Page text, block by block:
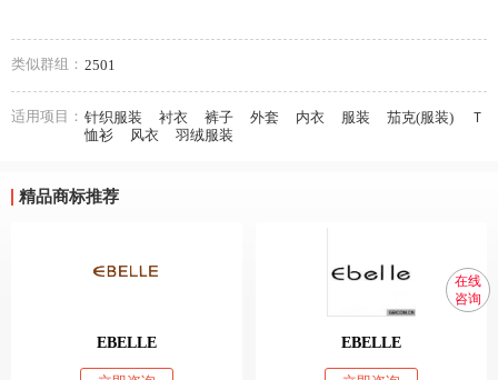
类似群组： 2501
适用项目： 针织服装 衬衣 裤子 外套 内衣 服装 茄克(服装)
Ｔ
恤衫
风衣 羽绒服装
精品商标推荐
EBELLE EBELLE
在线
咨询